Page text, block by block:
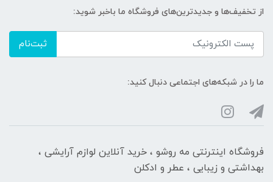
از تخفیف‌ها و جدیدترین‌های فروشگاه ما باخبر شوید:
ثبت‌نام
ما را در شبکه‌های اجتماعی دنبال کنید:
فروشگاه اینترنتی مه‌ رو‌شو ، خرید آنلاین لوازم آرایشی ،
بهداشتی و زیبایی ، عطر و ادکلن